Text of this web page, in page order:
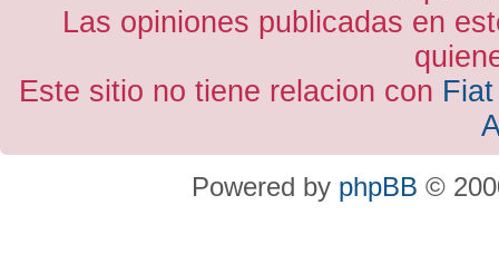
Las opiniones publicadas en
Este sitio no tiene relacion con
Powered by phpBB ©